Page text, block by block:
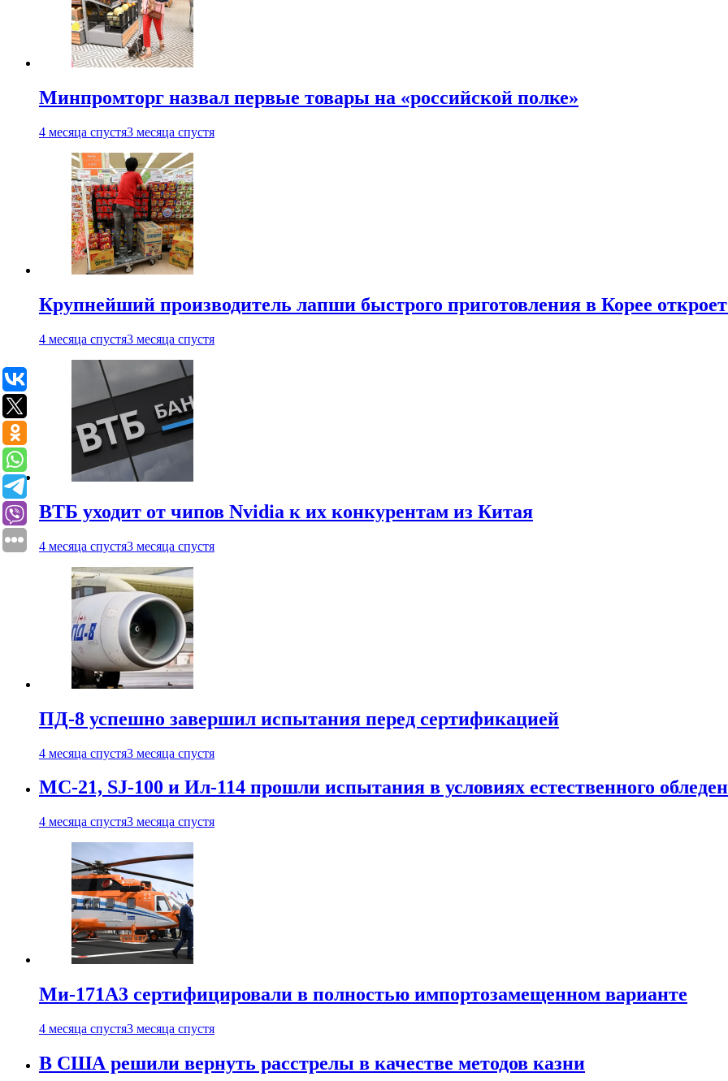
Минпромторг назвал первые товары на «российской полке»
4 месяца спустя3 месяца спустя
Крупнейший производитель лапши быстрого приготовления в Корее
4 месяца спустя3 месяца спустя
ВТБ уходит от чипов Nvidia к их конкурентам из Китая
4 месяца спустя3 месяца спустя
ПД-8 успешно завершил испытания перед сертификацией
4 месяца спустя3 месяца спустя
МС-21, SJ-100 и Ил-114 прошли испытания в условиях естественного
4 месяца спустя3 месяца спустя
Ми-171А3 сертифицировали в полностью импортозамещенном варианте
4 месяца спустя3 месяца спустя
В США решили вернуть расстрелы в качестве методов казни